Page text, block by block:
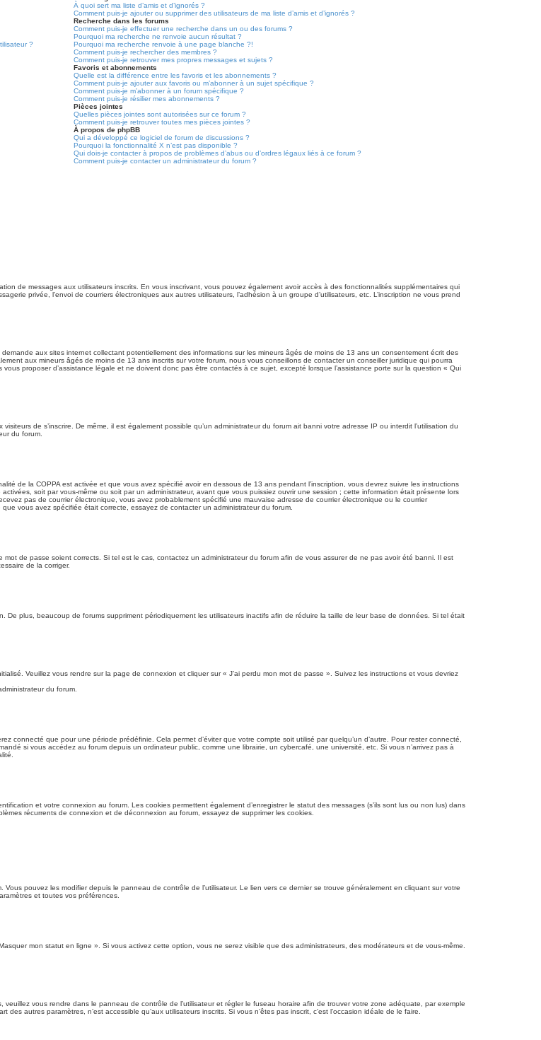
?
À quoi sert ma liste d’amis et d’ignorés ?
Comment puis-je ajouter ou supprimer des utilisateurs de ma liste d’amis et d’ignorés ?
Recherche dans les forums
Comment puis-je effectuer une recherche dans un ou des forums ?
Pourquoi ma recherche ne renvoie aucun résultat ?
Pourquoi ma recherche renvoie à une page blanche ?!
Comment puis-je rechercher des membres ?
Comment puis-je retrouver mes propres messages et sujets ?
Favoris et abonnements
Quelle est la différence entre les favoris et les abonnements ?
Comment puis-je ajouter aux favoris ou m’abonner à un sujet spécifique ?
Comment puis-je m’abonner à un forum spécifique ?
Comment puis-je résilier mes abonnements ?
Pièces jointes
Quelles pièces jointes sont autorisées sur ce forum ?
Comment puis-je retrouver toutes mes pièces jointes ?
À propos de phpBB
Qui a développé ce logiciel de forum de discussions ?
Pourquoi la fonctionnalité X n’est pas disponible ?
Qui dois-je contacter à propos de problèmes d’abus ou d’ordres légaux liés à ce forum ?
Comment puis-je contacter un administrateur du forum ?
de messages aux utilisateurs inscrits. En vous inscrivant, vous pouvez également avoir accès à des fonctionnalités supplémentaires qui
privée, l’envoi de courriers électroniques aux autres utilisateurs, l’adhésion à un groupe d’utilisateurs, etc. L’inscription ne vous prend
aux sites internet collectant potentiellement des informations sur les mineurs âgés de moins de 13 ans un consentement écrit des
aux mineurs âgés de moins de 13 ans inscrits sur votre forum, nous vous conseillons de contacter un conseiller juridique qui pourra
proposer d’assistance légale et ne doivent donc pas être contactés à ce sujet, excepté lorsque l’assistance porte sur la question « Qui
de s’inscrire. De même, il est également possible qu’un administrateur du forum ait banni votre adresse IP ou interdit l’utilisation du
du forum.
de la COPPA est activée et que vous avez spécifié avoir en dessous de 13 ans pendant l’inscription, vous devrez suivre les instructions
soit par vous-même ou soit par un administrateur, avant que vous puissiez ouvrir une session ; cette information était présente lors
pas de courrier électronique, vous avez probablement spécifié une mauvaise adresse de courrier électronique ou le courrier
vous avez spécifiée était correcte, essayez de contacter un administrateur du forum.
de passe soient corrects. Si tel est le cas, contactez un administrateur du forum afin de vous assurer de ne pas avoir été banni. Il est
de la corriger.
De plus, beaucoup de forums suppriment périodiquement les utilisateurs inactifs afin de réduire la taille de leur base de données. Si tel était
Veuillez vous rendre sur la page de connexion et cliquer sur « J’ai perdu mon mot de passe ». Suivez les instructions et vous devriez
du forum.
que pour une période prédéfinie. Cela permet d’éviter que votre compte soit utilisé par quelqu’un d’autre. Pour rester connecté,
si vous accédez au forum depuis un ordinateur public, comme une librairie, un cybercafé, une université, etc. Si vous n’arrivez pas à
et votre connexion au forum. Les cookies permettent également d’enregistrer le statut des messages (s’ils sont lus ou non lus) dans
récurrents de connexion et de déconnexion au forum, essayez de supprimer les cookies.
pouvez les modifier depuis le panneau de contrôle de l’utilisateur. Le lien vers ce dernier se trouve généralement en cliquant sur votre
et toutes vos préférences.
mon statut en ligne ». Si vous activez cette option, vous ne serez visible que des administrateurs, des modérateurs et de vous-même.
vous rendre dans le panneau de contrôle de l’utilisateur et régler le fuseau horaire afin de trouver votre zone adéquate, par exemple
autres paramètres, n’est accessible qu’aux utilisateurs inscrits. Si vous n’êtes pas inscrit, c’est l’occasion idéale de le faire.